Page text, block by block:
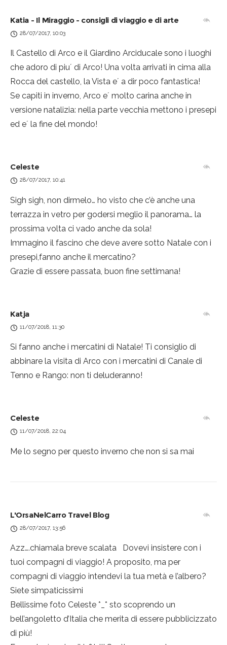
Katia - Il Miraggio - consigli di viaggio e di arte
28/07/2017, 10:03
Il Castello di Arco e il Giardino Arciducale sono i luoghi
che adoro di piu´ di Arco! Una volta arrivati in cima alla
Rocca del castello, la Vista e´ a dir poco fantastica!
Se capiti in inverno, Arco e´ molto carina anche in
versione natalizia: nella parte vecchia mettono i presepi
ed e´ la fine del mondo!
Celeste
28/07/2017, 10:41
Sigh sigh, non dirmelo… ho visto che c’è anche una
terrazza in vetro per godersi meglio il panorama… la
prossima volta ci vado anche da sola!
Immagino il fascino che deve avere sotto Natale con i
presepi,fanno anche il mercatino?
Grazie di essere passata, buon fine settimana!
Katja
11/07/2018, 11:30
Si fanno anche i mercatini di Natale! Ti consiglio di
abbinare la visita di Arco con i mercatini di Canale di
Tenno e Rango: non ti deluderanno!
Celeste
11/07/2018, 22:04
Me lo segno per questo inverno che non si sa mai
L'OrsaNelCarro Travel Blog
28/07/2017, 13:56
Azz….chiamala breve scalata
Dovevi insistere con i
tuoi compagni di viaggio! A proposito, ma per
compagni di viaggio intendevi la tua metà e l’albero?
Siete simpaticissimi
Bellissime foto Celeste *_* sto scoprendo un
bell’angoletto d’Italia che merita di essere pubblicizzato
di più!